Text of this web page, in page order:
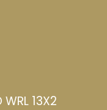
13X2